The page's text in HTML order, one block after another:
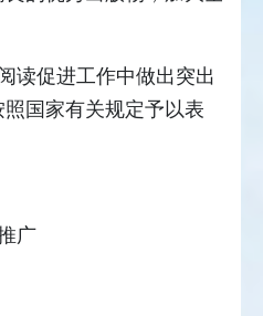
读促进工作中做出突出
国家有关规定予以表
广